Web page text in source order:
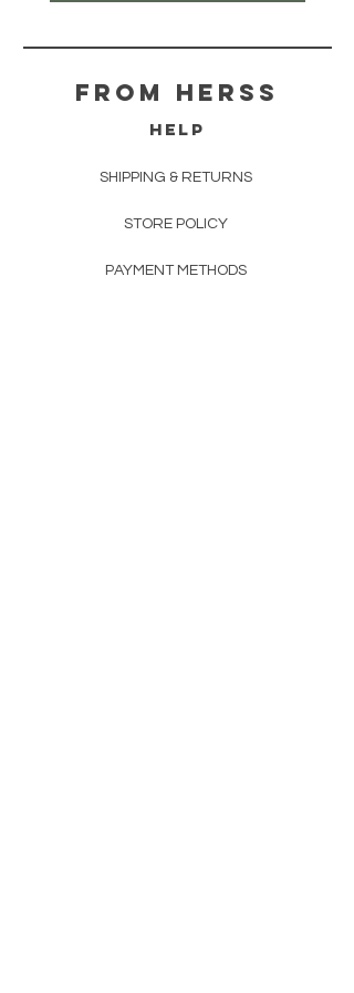
From herss
HELP
SHIPPING & RETURNS
STORE POLICY
PAYMENT METHODS